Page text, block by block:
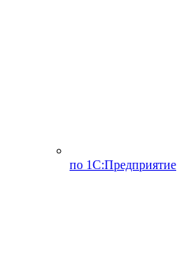
по 1С:Предприятие